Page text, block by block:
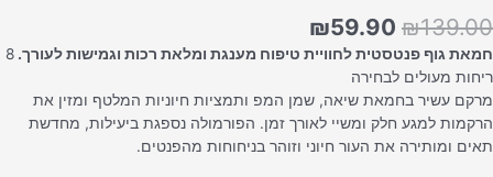
₪
₪59.90
גוף פנטסטית לחוויית טיפוח מענגת ומלאת רכות וגמישות לעורך.8
מעולים לבחירה
עשיר בחמאת שיאה, שמן המפ ותמציות חיוניות המלטף ומזין את
למגע חלק ומשיי לאורך זמן. הפורמולה נספגת ביעילות, מחדשת
ומותירה את העור חיוני וזוהר בניחוחות מהפנטים.